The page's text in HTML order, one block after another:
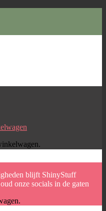
blijft ShinyStuff
onze socials in de gaten